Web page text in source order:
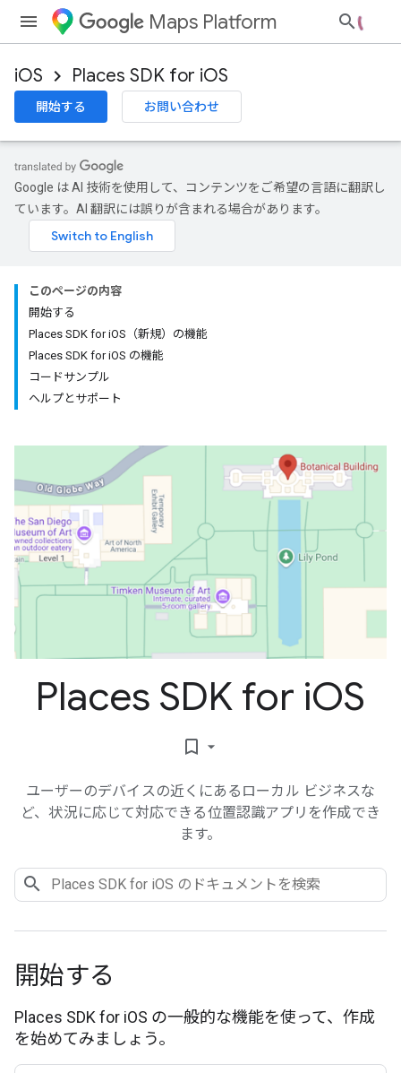
Maps Platform
iOS Places SDK for iOS
開始する お問い合わせ
Google は AI 技術を使用して、コンテンツをご希望の言語に翻訳し
ています。AI 翻訳には誤りが含まれる場合があります。
このページの内容
開始する
Places SDK for iOS（新規）の機能
Places SDK for iOS の機能
コードサンプル
ヘルプとサポート
Places SDK for iOS
bookmark_border
ユーザーのデバイスの近くにあるローカル ビジネスな
ど、状況に応じて対応できる位置認識アプリを作成でき
ます。
開始する
Places SDK for iOS の一般的な機能を使って、作成
を始めてみましょう。